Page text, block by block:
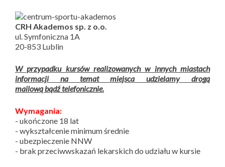
CRH Akademos sp. z o.o.
ul. Symfoniczna 1A
20-853 Lublin
W przypadku kursów realizowanych w innych miastach
informacji na temat miejsca udzielamy drogą
mailową bądź telefonicznie.
Wymagania:
- ukończone 18 lat
- wykształcenie minimum średnie
- ubezpieczenie NNW
- brak przeciwwskazań lekarskich do udziału w kursie